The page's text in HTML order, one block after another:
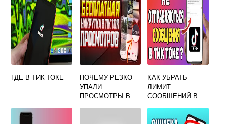
ГДЕ В ТИК ТОКЕ
ПОЧЕМУ РЕЗКО
УПАЛИ
ПРОСМОТРЫ В
КАК УБРАТЬ
ЛИМИТ
СООБЩЕНИЙ В